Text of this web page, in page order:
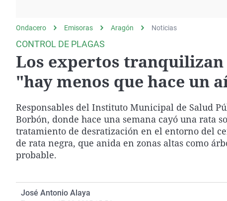
gato
Operación Viuda
Negra
Navarra
Ondacero Emisoras Aragón Noticias
CONTROL DE PLAGAS
Los expertos tranquilizan
"hay menos que hace un
Responsables del Instituto Municipal de Salud
Borbón, donde hace una semana cayó una rata
tratamiento de desratización en el entorno del
de rata negra, que anida en zonas altas como
probable.
José Antonio Alaya